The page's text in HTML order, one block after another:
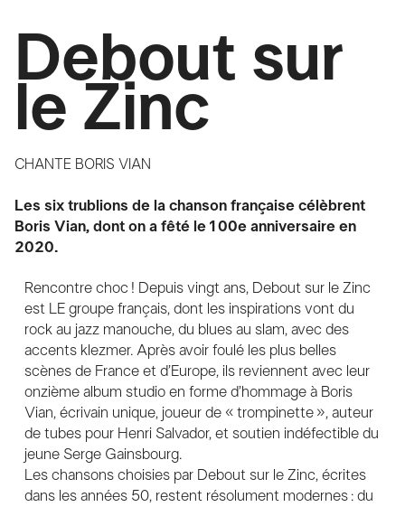
Debout sur
le Zinc
CHANTE BORIS VIAN
Les six trublions de la chanson française célèbrent
Boris Vian, dont on a fêté le 100e anniversaire en
2020.
Rencontre choc ! Depuis vingt ans, Debout sur le Zinc
est LE groupe français, dont les inspirations vont du
rock au jazz manouche, du blues au slam, avec des
accents klezmer. Après avoir foulé les plus belles
scènes de France et d’Europe, ils reviennent avec leur
onzième album studio en forme d’hommage à Boris
Vian, écrivain unique, joueur de « trompinette », auteur
de tubes pour Henri Salvador, et soutien indéfectible du
jeune Serge Gainsbourg.
Les chansons choisies par Debout sur le Zinc, écrites
dans les années 50, restent résolument modernes : du